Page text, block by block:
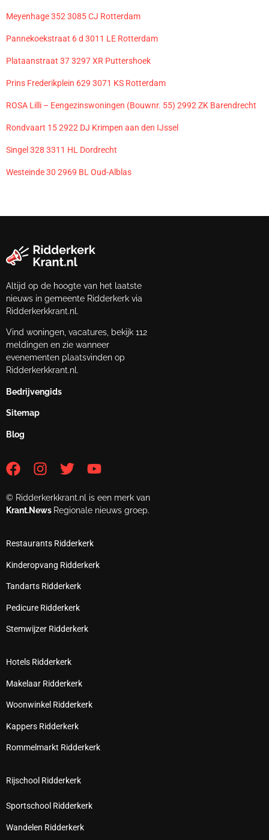
Meyenhage 352 3085 CJ Rotterdam
Pannekoekstraat 6 d 3011 LE Rotterdam
Plataanstraat 37 3297 XR Puttershoek
Prins Frederikplein 629 3071 KS Rotterdam
ROSA Lilli – Eengezinswoningen (Bouwnr. 55) 2992 ZK Barendrecht
Rondvaart 15 2922 DJ Krimpen aan den IJssel
Singel 328 3311 HL Dordrecht
Westeinde 30 2969 BL Oud-Alblas
Altijd op de hoogte van het laatste
nieuws in gemeente Ridderkerk via
Ridderkerkkrant.nl.
Vind woningen, vacatures, bekijk 112
meldingen en zie wanneer
evenementen plaatsvinden op
Ridderkerkkrant.nl.
Bedrijvengids
Sitemap
Blog
© Ridderkerkkrant.nl is een merk van
Krant.News Regionale nieuws groep.
Restaurants Ridderkerk
Kinderopvang Ridderkerk
Tandarts Ridderkerk
Pedicure Ridderkerk
Stemwijzer Ridderkerk
Hotels Ridderkerk
Makelaar Ridderkerk
Woonwinkel Ridderkerk
Kappers Ridderkerk
Rommelmarkt Ridderkerk
Rijschool Ridderkerk
Sportschool Ridderkerk
Wandelen Ridderkerk